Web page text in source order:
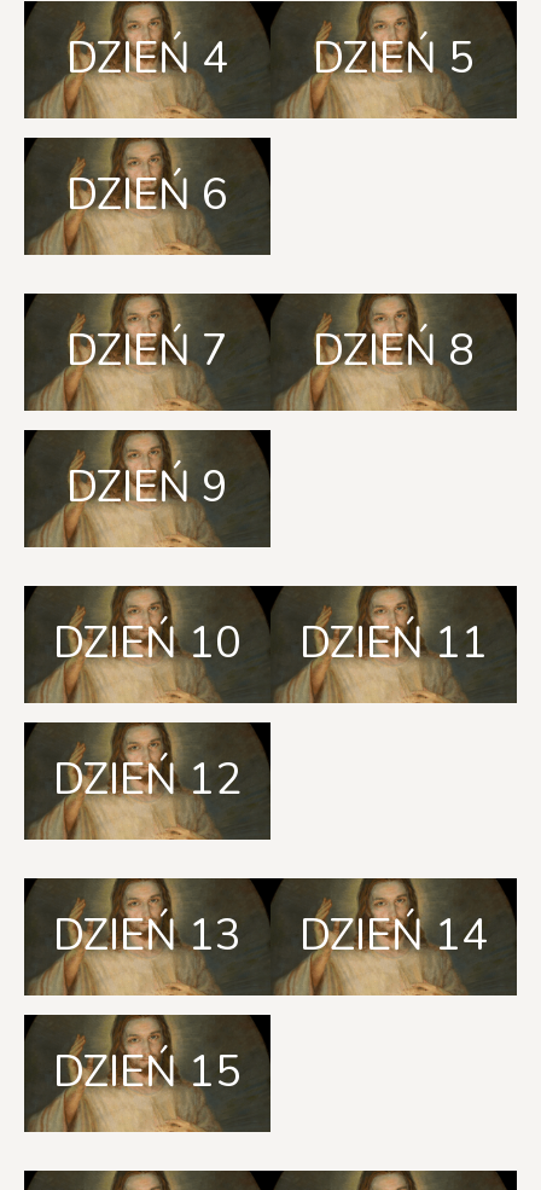
DZIEŃ 4 DZIEŃ 5
DZIEŃ 6
DZIEŃ 7 DZIEŃ 8
DZIEŃ 9
DZIEŃ 10 DZIEŃ 11
DZIEŃ 12
DZIEŃ 13 DZIEŃ 14
DZIEŃ 15